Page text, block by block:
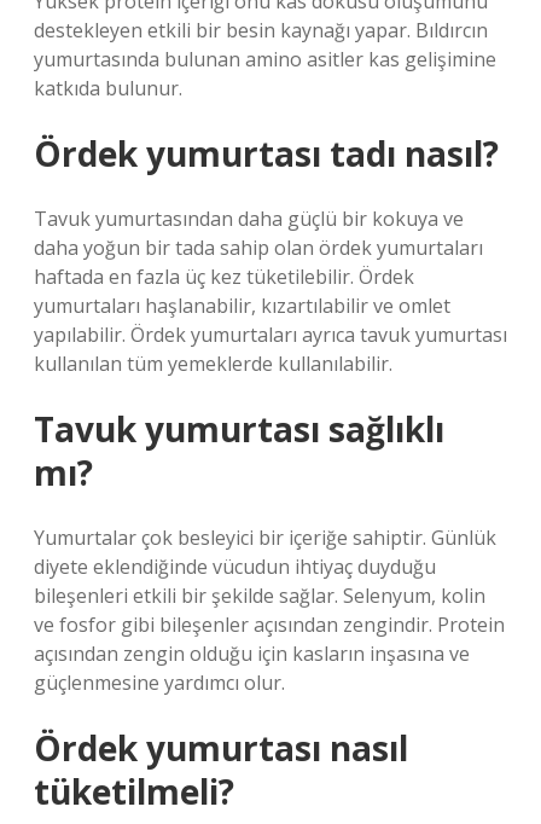
destekleyen etkili bir besin kaynağı yapar. Bıldırcın
yumurtasında bulunan amino asitler kas gelişimine
katkıda bulunur.
Ördek yumurtası tadı nasıl?
Tavuk yumurtasından daha güçlü bir kokuya ve
daha yoğun bir tada sahip olan ördek yumurtaları
haftada en fazla üç kez tüketilebilir. Ördek
yumurtaları haşlanabilir, kızartılabilir ve omlet
yapılabilir. Ördek yumurtaları ayrıca tavuk yumurtası
kullanılan tüm yemeklerde kullanılabilir.
Tavuk yumurtası sağlıklı
mı?
Yumurtalar çok besleyici bir içeriğe sahiptir. Günlük
diyete eklendiğinde vücudun ihtiyaç duyduğu
bileşenleri etkili bir şekilde sağlar. Selenyum, kolin
ve fosfor gibi bileşenler açısından zengindir. Protein
açısından zengin olduğu için kasların inşasına ve
güçlenmesine yardımcı olur.
Ördek yumurtası nasıl
tüketilmeli?